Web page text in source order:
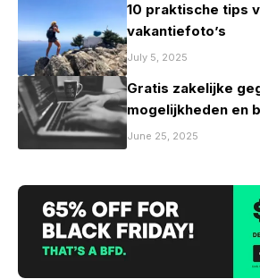
10 praktische tips
vakantiefoto’s
July 5, 2025
Gratis zakelijke
mogelijkheden en
June 25, 2025